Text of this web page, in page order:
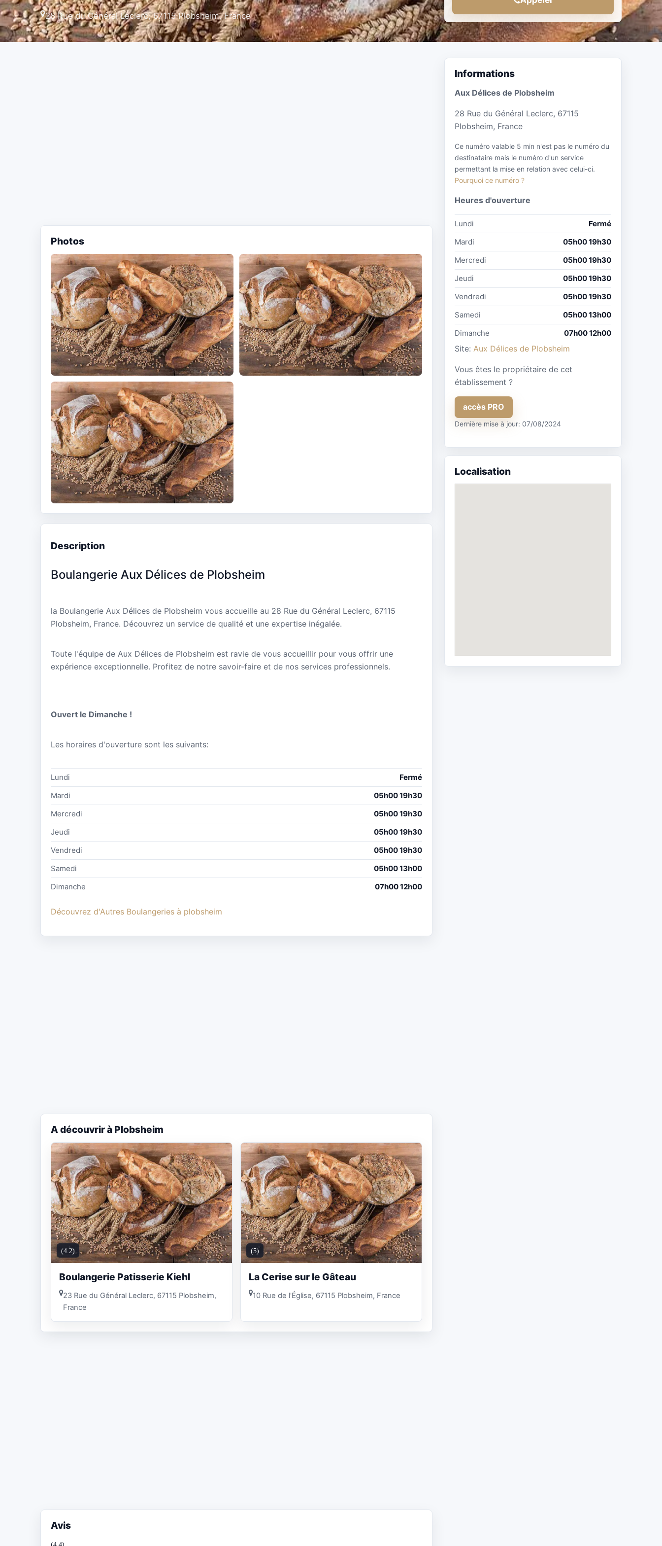
28 Rue du Général Leclerc, 67115 Plobsheim, France
Photos
Description
Boulangerie Aux Délices de Plobsheim
la Boulangerie Aux Délices de Plobsheim vous accueille au 28 Rue du Général Leclerc, 67115
Plobsheim, France. Découvrez un service de qualité et une expertise inégalée.
Toute l'équipe de Aux Délices de Plobsheim est ravie de vous accueillir pour vous offrir une
expérience exceptionnelle. Profitez de notre savoir-faire et de nos services professionnels.
Ouvert le Dimanche !
Les horaires d'ouverture sont les suivants:
Lundi
Fermé
Mardi
05h00 19h30
Mercredi
05h00 19h30
Jeudi
05h00 19h30
Vendredi
05h00 19h30
Samedi
05h00 13h00
Dimanche
07h00 12h00
Découvrez d'Autres Boulangeries à plobsheim
A découvrir à Plobsheim
(4.2)
Boulangerie Patisserie Kiehl
23 Rue du Général Leclerc, 67115 Plobsheim,
France
(5)
La Cerise sur le Gâteau
10 Rue de l'Église, 67115 Plobsheim, France
Avis
Informations
Aux Délices de Plobsheim
28 Rue du Général Leclerc, 67115
Plobsheim, France
Ce numéro valable 5 min n'est pas le numéro du
destinataire mais le numéro d'un service
permettant la mise en relation avec celui-ci.
Pourquoi ce numéro ?
Heures d'ouverture
Lundi
Fermé
Mardi
05h00 19h30
Mercredi
05h00 19h30
Jeudi
05h00 19h30
Vendredi
05h00 19h30
Samedi
05h00 13h00
Dimanche
07h00 12h00
Site: Aux Délices de Plobsheim
Vous êtes le propriétaire de cet
établissement ?
accès PRO
Dernière mise à jour: 07/08/2024
Localisation